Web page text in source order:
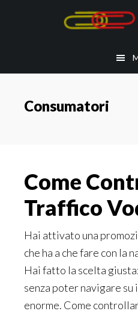
Consumatori
Come
Traffico
Hai attivato una
che ha a che fare con la
Hai fatto la scelta
senza poter navigare su
enorme. Come